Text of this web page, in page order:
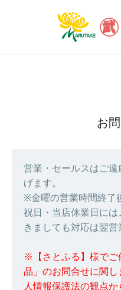
お
営業・セールスはご
げます。
※金曜の営業時間終了
祝日・当店休業日に
きましても対応は翌営
※【さとふる】様でご
品」のお問合せに関
人情報保護法の観点